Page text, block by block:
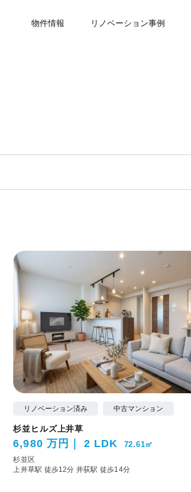
物件情報 リノベーション事例
リノベーション済み 中古マンション
杉並ヒルズ上井草
6,980 万円 2 LDK 72.61㎡
杉並区
上井草駅 徒歩12分 井荻駅 徒歩14分